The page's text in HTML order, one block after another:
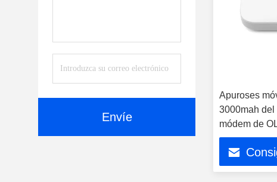
Envíe
Apuroses
3000mah del
módem de